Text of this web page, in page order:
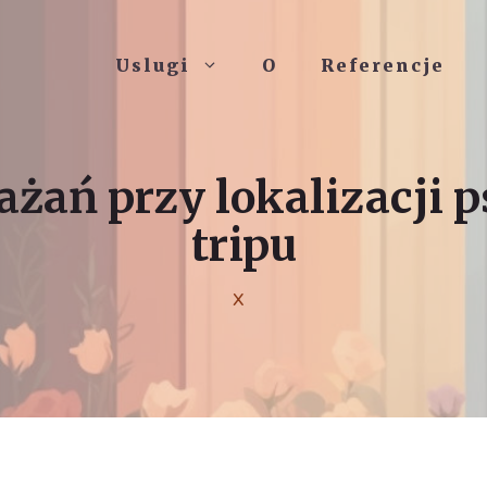
Uslugi O Referencje
przy lokalizacji
tripu
X